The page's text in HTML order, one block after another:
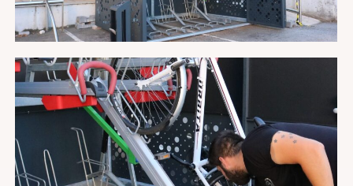
CP
Localidad
Datos facturación (indicar dirección completa y
NIF/CIF)